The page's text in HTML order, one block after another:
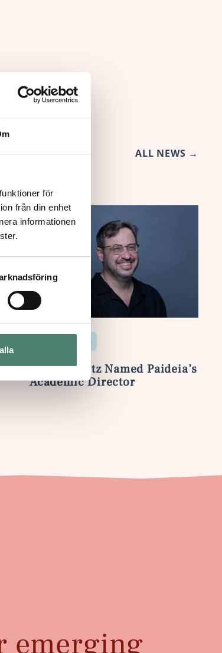
för
från din enhet
informationen
ALL NEWS →
27 Apr 2026
Yair Lipshitz Named Paideia’s
Academic Director
emerging